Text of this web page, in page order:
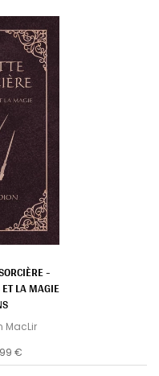
-
LA MAGIE
MacLir
€